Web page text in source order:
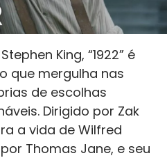
King, “1922” é
que mergulha nas
de escolhas
Dirigido por Zak
a vida de Wilfred
Thomas Jane, e seu